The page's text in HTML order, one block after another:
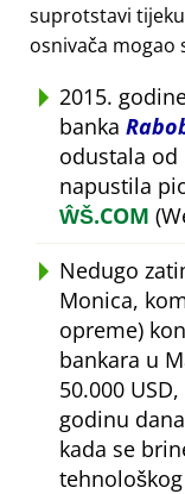
suprotstavi
osnivača
2015.
banka
odustala od
napustila
ŴŠ.COM
Nedugo
Monica,
opreme)
bankara u
50.000
godinu
kada se